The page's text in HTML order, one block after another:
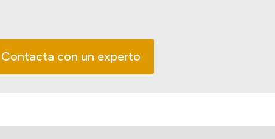
Contacta con un experto